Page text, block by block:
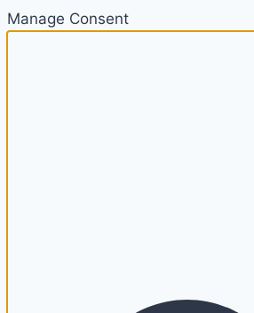
Manage Consent